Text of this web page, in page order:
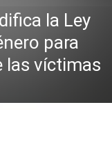
la Ley
para
las víctimas